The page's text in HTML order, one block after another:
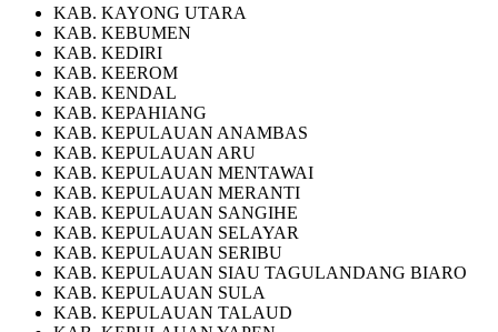
KAB. KAYONG UTARA
KAB. KEBUMEN
KAB. KEDIRI
KAB. KEEROM
KAB. KENDAL
KAB. KEPAHIANG
KAB. KEPULAUAN ANAMBAS
KAB. KEPULAUAN ARU
KAB. KEPULAUAN MENTAWAI
KAB. KEPULAUAN MERANTI
KAB. KEPULAUAN SANGIHE
KAB. KEPULAUAN SELAYAR
KAB. KEPULAUAN SERIBU
KAB. KEPULAUAN SIAU TAGULANDANG BIARO
KAB. KEPULAUAN SULA
KAB. KEPULAUAN TALAUD